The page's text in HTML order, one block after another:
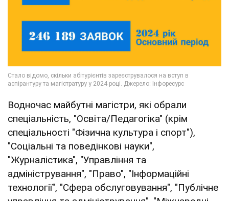
Водночас майбутні магістри, які обрали
спеціальність, "Освіта/Педагогіка" (крім
спеціальності "Фізична культура і спорт"),
"Соціальні та поведінкові науки",
"Журналістика", "Управління та
адміністрування", "Право", "Інформаційні
технології", "Сфера обслуговування", "Публічне